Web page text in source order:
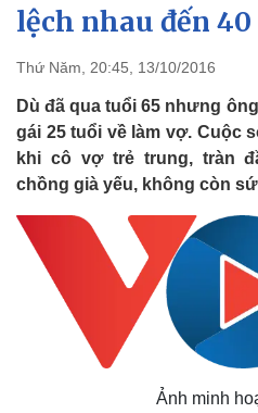
Đảng
Tổ chức nhân sự
Nhận diện sự thật
lệch nhau đến
Thứ Năm, 20:45, 13/10/2016
Dù đã qua tuổi 65 nhưng
gái 25 tuổi về làm vợ. Cuộc
khi cô vợ trẻ trung, tràn
chồng già yếu, không còn
Ảnh minh